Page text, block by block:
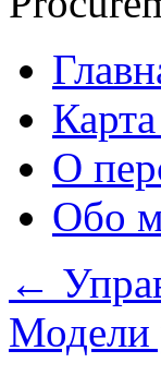
О
Обо
←
Модели